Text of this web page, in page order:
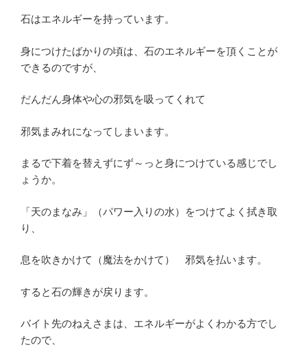
石はエネルギーを持っています。
身につけたばかりの頃は、石のエネルギーを頂くことが
できるのですが、
だんだん身体や心の邪気を吸ってくれて
邪気まみれになってしまいます。
まるで下着を替えずにず～っと身につけている感じでし
ょうか。
「天のまなみ」（パワー入りの水）をつけてよく拭き取
り、
息を吹きかけて（魔法をかけて） 邪気を払います。
すると石の輝きが戻ります。
バイト先のねえさまは、エネルギーがよくわかる方でし
たので、